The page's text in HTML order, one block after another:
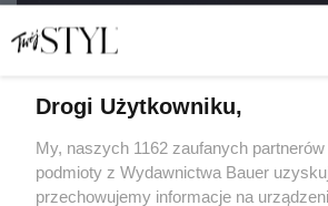
planet ma wpływać na nasze życie
MATYLDA NOWAK
Drogi Użytkowniku,
My, naszych 1162 zaufanych
podmioty z Wydawnictwa Bauer
przechowujemy informacje na